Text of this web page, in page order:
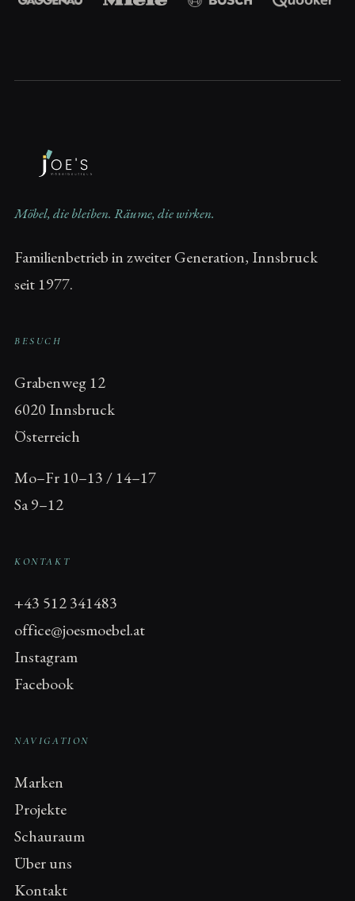
Möbel, die bleiben. Räume, die wirken.
Familienbetrieb in zweiter Generation, Innsbruck
seit 1977.
BESUCH
Grabenweg 12
6020 Innsbruck
Österreich
Mo–Fr 10–13 / 14–17
Sa 9–12
KONTAKT
+43 512 341483
office@joesmoebel.at
Instagram
Facebook
NAVIGATION
Marken
Projekte
Schauraum
Über uns
Kontakt